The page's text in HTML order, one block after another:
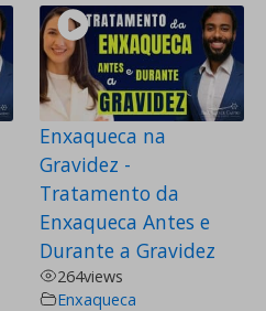
Enxaqueca na
Gravidez -
Tratamento da
Enxaqueca Antes e
Durante a Gravidez
264views
Enxaqueca